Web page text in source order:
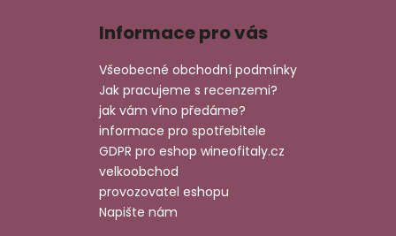
c
í
p
r
v
k
y
v
ý
p
n
í
Informace pro vás
Všeobecné obchodní podmínky
Jak pracujeme s recenzemi?
jak vám víno předáme?
informace pro spotřebitele
GDPR pro eshop wineofitaly.cz
velkoobchod
provozovatel eshopu
Napište nám